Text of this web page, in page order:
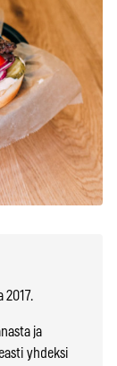
2017.
ja
yhdeksi